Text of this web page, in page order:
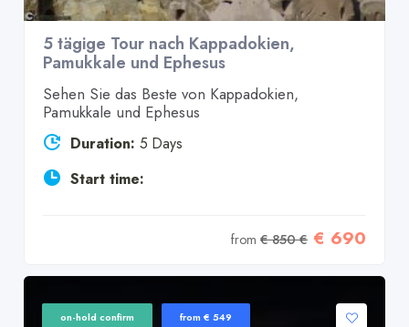
5 tägige Tour nach Kappadokien,
Pamukkale und Ephesus
Sehen Sie das Beste von Kappadokien,
Pamukkale und Ephesus
Duration: 5 Days
Start time:
from€ 850 € € 690
on-hold confirm from € 549